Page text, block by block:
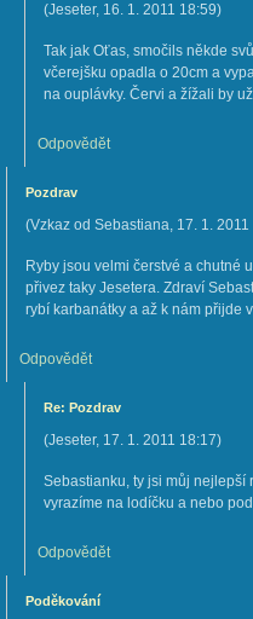
(Jeseter, 16. 1. 2011 18:59)
Tak jak Oťas, smočils někde
včerejšku opadla o 20cm a
na ouplávky. Červi a žížali by
Odpovědět
Pozdrav
(Vzkaz od Sebastiana, 17. 1. 2011
Ryby jsou velmi čerstvé a chutné
přivez taky Jesetera. Zdraví
rybí karbanátky a až k nám přijde
Odpovědět
Re: Pozdrav
(Jeseter, 17. 1. 2011 18:17)
Sebastianku, ty jsi můj nejlepší
vyrazíme na lodíčku a nebo
Odpovědět
Poděkování